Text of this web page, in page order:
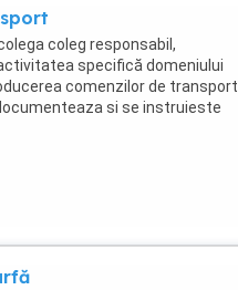
colega coleg responsabil,
specifică domeniului
comenzilor de transport
si se instruieste